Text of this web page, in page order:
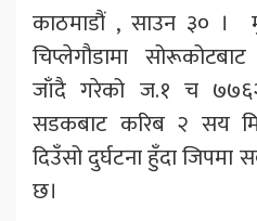
काठमाडौं , साउन ३० ।
चिप्लेगौडामा
जाँदै गरेको ज.१ च
सडकबाट करिब २ सय
दिउँसो दुर्घटना हुँदा
छ।